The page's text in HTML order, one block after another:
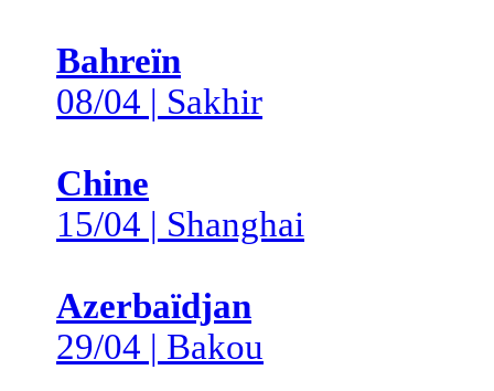
Bahreïn
08/04 | Sakhir
Chine
15/04 | Shanghai
Azerbaïdjan
29/04 | Bakou